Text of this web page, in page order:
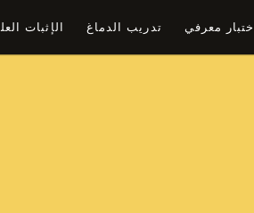
اختبار معرفي تدريب الدماغ الإثبات